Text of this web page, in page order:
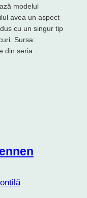
modelul
avea un aspect
cu un singur tip
Sursa:
din seria